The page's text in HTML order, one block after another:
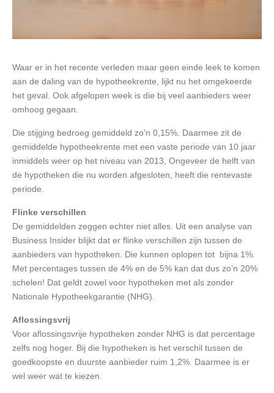
Waar er in het recente verleden maar geen einde leek te komen
aan de daling van de hypotheekrente, lijkt nu het omgekeerde
het geval. Ook afgelopen week is die bij veel aanbieders weer
omhoog gegaan.
Die stijging bedroeg gemiddeld zo’n 0,15%. Daarmee zit de
gemiddelde hypotheekrente met een vaste periode van 10 jaar
inmiddels weer op het niveau van 2013, Ongeveer de helft van
de hypotheken die nu worden afgesloten, heeft die rentevaste
periode.
Flinke verschillen
De gemiddelden zeggen echter niet alles. Uit een analyse van
Business Insider blijkt dat er flinke verschillen zijn tussen de
aanbieders van hypotheken. Die kunnen oplopen tot bijna 1%.
Met percentages tussen de 4% en de 5% kan dat dus zo’n 20%
schelen! Dat geldt zowel voor hypotheken met als zonder
Nationale Hypotheekgarantie (NHG).
Aflossingsvrij
Voor aflossingsvrije hypotheken zonder NHG is dat percentage
zelfs nog hoger. Bij die hypotheken is het verschil tussen de
goedkoopste en duurste aanbieder ruim 1,2%. Daarmee is er
wel weer wat te kiezen.